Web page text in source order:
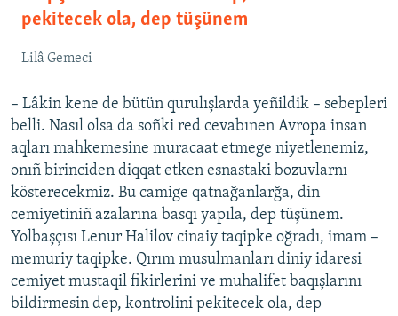
pekitecek ola, dep tüşünem
Lilâ Gemeci
– Lâkin kene de bütün qurulışlarda yeñildik – sebepleri
belli. Nasıl olsa da soñki red cevabınen Avropa insan
aqları mahkemesine muracaat etmege niyetlenemiz,
onıñ birinciden diqqat etken esnastaki bozuvlarnı
kösterecekmiz. Bu camige qatnağanlarğa, din
cemiyetiniñ azalarına basqı yapıla, dep tüşünem.
Yolbaşçısı Lenur Halilov cinaiy taqipke oğradı, imam –
memuriy taqipke. Qırım musulmanları diniy idaresi
cemiyet mustaqil fikirlerini ve muhalifet baqışlarını
bildirmesin dep, kontrolini pekitecek ola, dep